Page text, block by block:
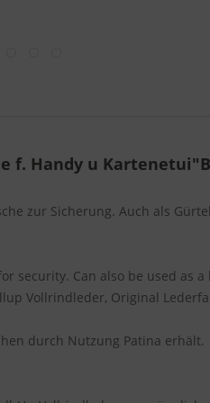
Handy u
zur Sicherung. Auch als
security. Can also be used as
Vollrindleder, Original
durch Nutzung Patina